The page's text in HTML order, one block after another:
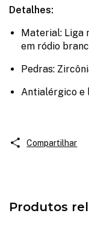
Detalhes:
Material: Liga
em ródio
Pedras:
Antialérgico e
Compartilhar
Produtos